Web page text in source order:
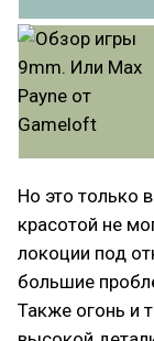
Но это только
красотой не
локоции под
большие
Также огонь и